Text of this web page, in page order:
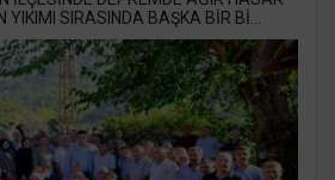
SIRASINDA BAŞKA BİR Bİ...